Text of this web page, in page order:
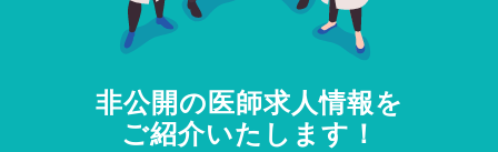
非公開の医師求人情報を
ご紹介いたします！